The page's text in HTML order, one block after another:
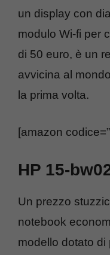
un display con
modulo Wi-fi per
di 50 euro, è un
avvicina al
la prima volta.
[amazon
HP 15-
Un prezzo
notebook
modello dotato di